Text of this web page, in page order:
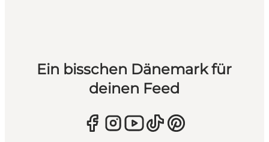
Ein bisschen Dänemark für
deinen Feed